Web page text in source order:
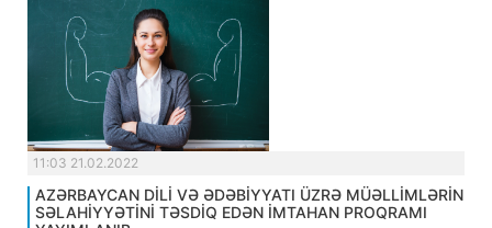
11:03 21.02.2022
AZƏRBAYCAN DİLİ VƏ ƏDƏBİYYATI ÜZRƏ MÜƏLLİMLƏRİN
SƏLAHİYYƏTİNİ TƏSDİQ EDƏN İMTAHAN PROQRAMI